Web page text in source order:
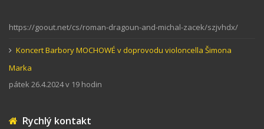
https://goout.net/cs/roman-dragoun-and-michal-zacek/szjvhdx/
Koncert Barbory MOCHOWÉ v doprovodu violoncella Šimona
Marka
pátek 26.4.2024 v 19 hodin
Rychlý kontakt